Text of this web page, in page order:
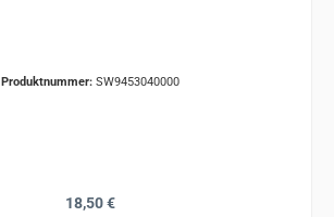
Produktnummer: SW9453040000
Regulärer Preis:
18,50 €